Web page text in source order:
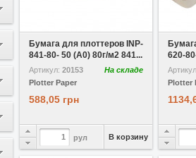
Бумага для плоттеров INP-
841-80- 50 (A0) 80г/м2 841...
Артикул: 20153
На складе
Plotter Paper
588,05 грн
рул В корзину
620-
Plotter